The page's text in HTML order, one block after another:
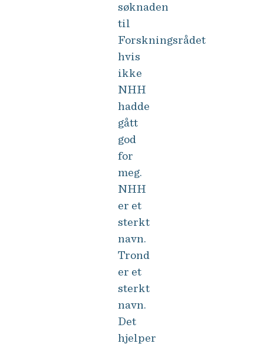
søknaden
til
Forskningsrådet
hvis
ikke
NHH
hadde
gått
god
for
meg.
NHH
er et
sterkt
navn.
Trond
er et
sterkt
navn.
Det
hjelper